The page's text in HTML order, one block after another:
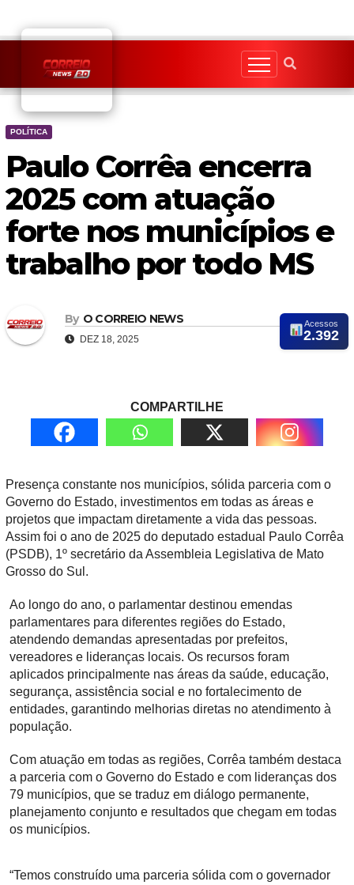
content
POLÍTICA
Paulo Corrêa encerra
2025 com atuação
forte nos municípios e
trabalho por todo MS
By O CORREIO NEWS
DEZ 18, 2025
Acessos
2.392
COMPARTILHE
Presença constante nos municípios, sólida parceria com o
Governo do Estado, investimentos em todas as áreas e
projetos que impactam diretamente a vida das pessoas.
Assim foi o ano de 2025 do deputado estadual Paulo Corrêa
(PSDB), 1º secretário da Assembleia Legislativa de Mato
Grosso do Sul.
Ao longo do ano, o parlamentar destinou emendas
parlamentares para diferentes regiões do Estado,
atendendo demandas apresentadas por prefeitos,
vereadores e lideranças locais. Os recursos foram
aplicados principalmente nas áreas da saúde, educação,
segurança, assistência social e no fortalecimento de
entidades, garantindo melhorias diretas no atendimento à
população.
Com atuação em todas as regiões, Corrêa também destaca
a parceria com o Governo do Estado e com lideranças dos
79 municípios, que se traduz em diálogo permanente,
planejamento conjunto e resultados que chegam em todas
os municípios.
“Temos construído uma parceria sólida com o governador